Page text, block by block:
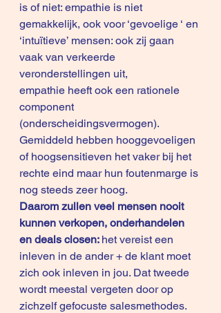
is of niet: empathie is niet
gemakkelijk, ook voor ‘gevoelige ‘ en
‘intuïtieve’ mensen: ook zij gaan
vaak van verkeerde
veronderstellingen uit,
empathie heeft ook een rationele
component
(onderscheidingsvermogen).
Gemiddeld hebben hooggevoeligen
of hoogsensitieven het vaker bij het
rechte eind maar hun foutenmarge is
nog steeds zeer hoog.
Daarom zullen veel mensen nooit
kunnen verkopen, onderhandelen
en deals closen: het vereist een
inleven in de ander + de klant moet
zich ook inleven in jou. Dat tweede
wordt meestal vergeten door op
zichzelf gefocuste salesmethodes.